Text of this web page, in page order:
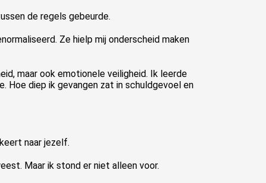
de regels gebeurde.
Ze hielp mij onderscheid maken
maar ook emotionele veiligheid. Ik leerde
Hoe diep ik gevangen zat in schuldgevoel en
naar jezelf.
Maar ik stond er niet alleen voor.